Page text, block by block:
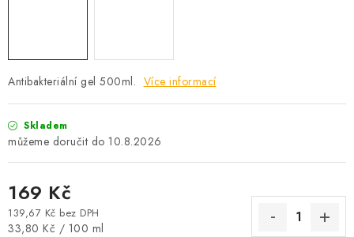
Ochrana osobních údajú
Jak funguje Zásilkovna?
Newslleter z Profigaraz.cz
Antibakteriální gel 500ml. Více informací
Skladem
10.8.2026
169 Kč
139,67 Kč bez DPH
Měrná cena:
33,80 Kč / 100 ml